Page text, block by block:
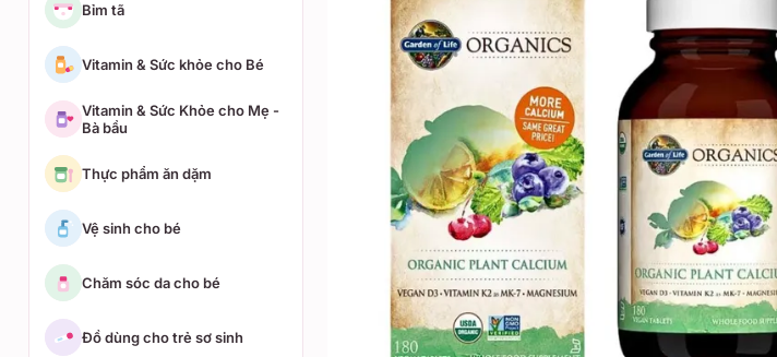
Bỉm tã
Vitamin & Sức khỏe cho Bé
Vitamin & Sức Khỏe cho Mẹ -
Bà bầu
Thực phẩm ăn dặm
Vệ sinh cho bé
Chăm sóc da cho bé
Đồ dùng cho trẻ sơ sinh